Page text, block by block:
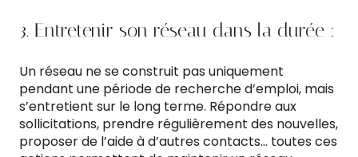
3. Entretenir son réseau dans la durée :
Un réseau ne se construit pas uniquement
pendant une période de recherche d’emploi, mais
s’entretient sur le long terme. Répondre aux
sollicitations, prendre régulièrement des nouvelles,
proposer de l’aide à d’autres contacts… toutes ces